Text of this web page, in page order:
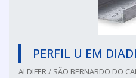
PERFIL U EM
ALDIFER / SÃO BERNARDO DO